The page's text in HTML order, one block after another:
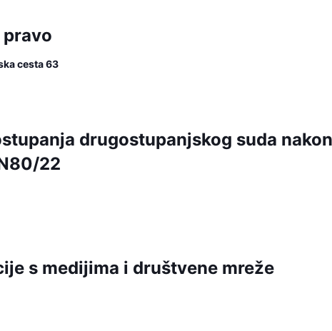
cesta 63
drugostupanjskog suda nakon
22
s medijima i društvene mreže